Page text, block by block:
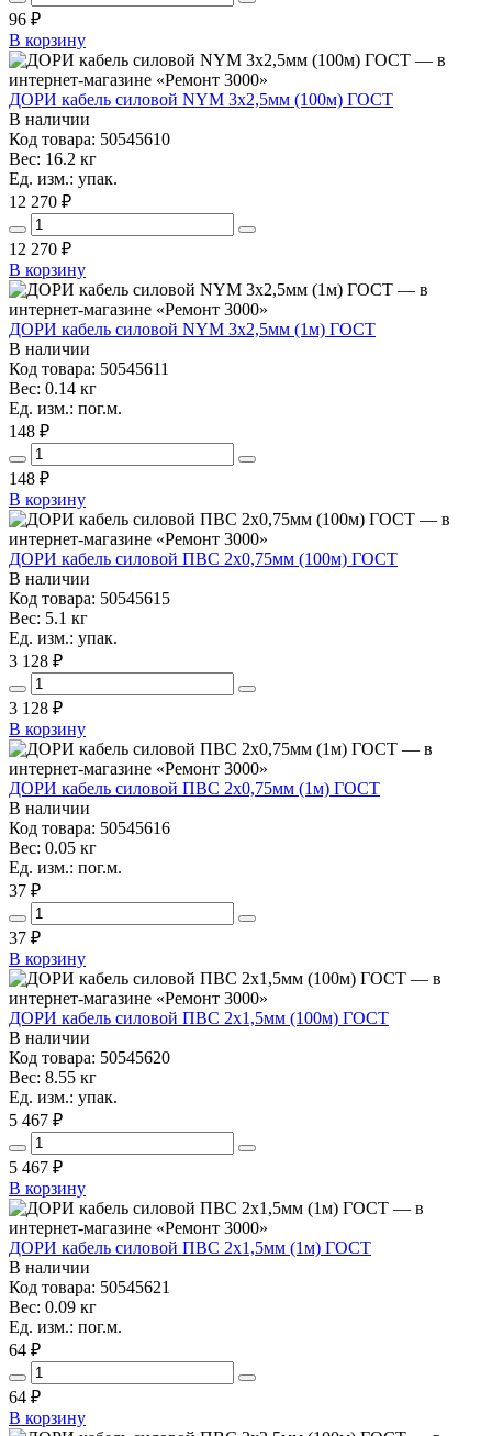
96 ₽
В корзину
ДОРИ кабель силовой NYM 3х2,5мм (100м) ГОСТ
В наличии
Код товара: 50545610
Вес: 16.2 кг
Ед. изм.: упак.
12 270 ₽
12 270 ₽
В корзину
ДОРИ кабель силовой NYM 3х2,5мм (1м) ГОСТ
В наличии
Код товара: 50545611
Вес: 0.14 кг
Ед. изм.: пог.м.
148 ₽
148 ₽
В корзину
ДОРИ кабель силовой ПВС 2х0,75мм (100м) ГОСТ
В наличии
Код товара: 50545615
Вес: 5.1 кг
Ед. изм.: упак.
3 128 ₽
3 128 ₽
В корзину
ДОРИ кабель силовой ПВС 2х0,75мм (1м) ГОСТ
В наличии
Код товара: 50545616
Вес: 0.05 кг
Ед. изм.: пог.м.
37 ₽
37 ₽
В корзину
ДОРИ кабель силовой ПВС 2х1,5мм (100м) ГОСТ
В наличии
Код товара: 50545620
Вес: 8.55 кг
Ед. изм.: упак.
5 467 ₽
5 467 ₽
В корзину
ДОРИ кабель силовой ПВС 2х1,5мм (1м) ГОСТ
В наличии
Код товара: 50545621
Вес: 0.09 кг
Ед. изм.: пог.м.
64 ₽
64 ₽
В корзину